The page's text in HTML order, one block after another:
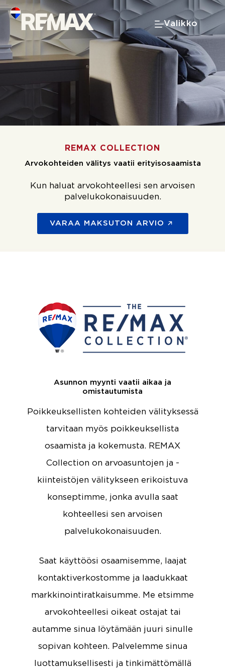
content
Valikko
REMAX COLLECTION
Arvokohteiden välitys vaatii erityisosaamista
Kun haluat arvokohteellesi sen arvoisen
palvelukokonaisuuden.
VARAA MAKSUTON ARVIO
Asunnon myynti vaatii aikaa ja
omistautumista
Poikkeuksellisten kohteiden välityksessä
tarvitaan myös poikkeuksellista
osaamista ja kokemusta. REMAX
Collection on arvoasuntojen ja -
kiinteistöjen välitykseen erikoistuva
konseptimme, jonka avulla saat
kohteellesi sen arvoisen
palvelukokonaisuuden.
Saat käyttöösi osaamisemme, laajat
kontaktiverkostomme ja laadukkaat
markkinointiratkaisumme. Me etsimme
arvokohteellesi oikeat ostajat tai
autamme sinua löytämään juuri sinulle
sopivan kohteen. Palvelemme sinua
luottamuksellisesti ja tinkimättömällä